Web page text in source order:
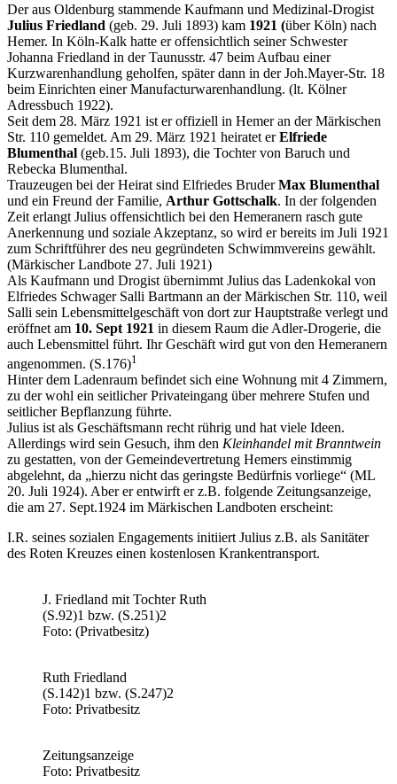
Der aus Oldenburg stammende Kaufmann und Medizinal-Drogist
Julius Friedland (geb. 29. Juli 1893) kam 1921 (über Köln) nach
Hemer. In Köln-Kalk hatte er offensichtlich seiner Schwester
Johanna Friedland in der Taunusstr. 47 beim Aufbau einer
Kurzwarenhandlung geholfen, später dann in der Joh.Mayer-Str. 18
beim Einrichten einer Manufacturwarenhandlung. (lt. Kölner
Adressbuch 1922).
Seit dem 28. März 1921 ist er offiziell in Hemer an der Märkischen
Str. 110 gemeldet. Am 29. März 1921 heiratet erElfriede
Blumenthal (geb.15. Juli 1893), die Tochter von Baruch und
Rebecka Blumenthal.
Trauzeugen bei der Heirat sind Elfriedes BruderMax Blumenthal
und ein Freund der Familie, Arthur Gottschalk. In der folgenden
Zeit erlangt Julius offensichtlich bei den Hemeranern rasch gute
Anerkennung und soziale Akzeptanz, so wird er bereits im Juli 1921
zum Schriftführer des neu gegründeten Schwimmvereins gewählt.
(Märkischer Landbote 27. Juli 1921)
Als Kaufmann und Drogist übernimmt Julius das Ladenkokal von
Elfriedes Schwager Salli Bartmann an der Märkischen Str. 110, weil
Salli sein Lebensmittelgeschäft von dort zur Hauptstraße verlegt und
eröffnet am 10. Sept 1921 in diesem Raum die Adler-Drogerie, die
auch Lebensmittel führt. Ihr Geschäft wird gut von den Hemeranern
angenommen. (S.176)1
Hinter dem Ladenraum befindet sich eine Wohnung mit 4 Zimmern,
zu der wohl ein seitlicher Privateingang über mehrere Stufen und
seitlicher Bepflanzung führte.
Julius ist als Geschäftsmann recht rührig und hat viele Ideen.
Allerdings wird sein Gesuch, ihm den Kleinhandel mit Branntwein
zu gestatten, von der Gemeindevertretung Hemers einstimmig
abgelehnt, da „hierzu nicht das geringste Bedürfnis vorliege“ (ML
20. Juli 1924). Aber er entwirft er z.B. folgende Zeitungsanzeige,
die am 27. Sept.1924 im Märkischen Landboten erscheint:
I.R. seines sozialen Engagements initiiert Julius z.B. als Sanitäter
des Roten Kreuzes einen kostenlosen Krankentransport.
J. Friedland mit Tochter Ruth
(S.92)1 bzw. (S.251)2
Foto: (Privatbesitz)
Ruth Friedland
(S.142)1 bzw. (S.247)2
Foto: Privatbesitz
Zeitungsanzeige
Foto: Privatbesitz